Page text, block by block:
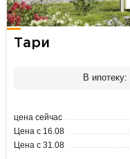
Тари
В ипотеку:
цена сейчас
Цена с 16.08
Цена с 31.08